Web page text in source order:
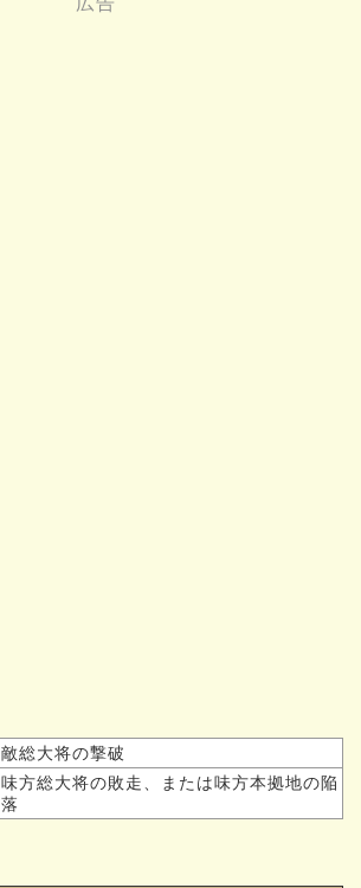
敵総大将の撃破
味方総大将の敗走、または味方本拠地の陥
落